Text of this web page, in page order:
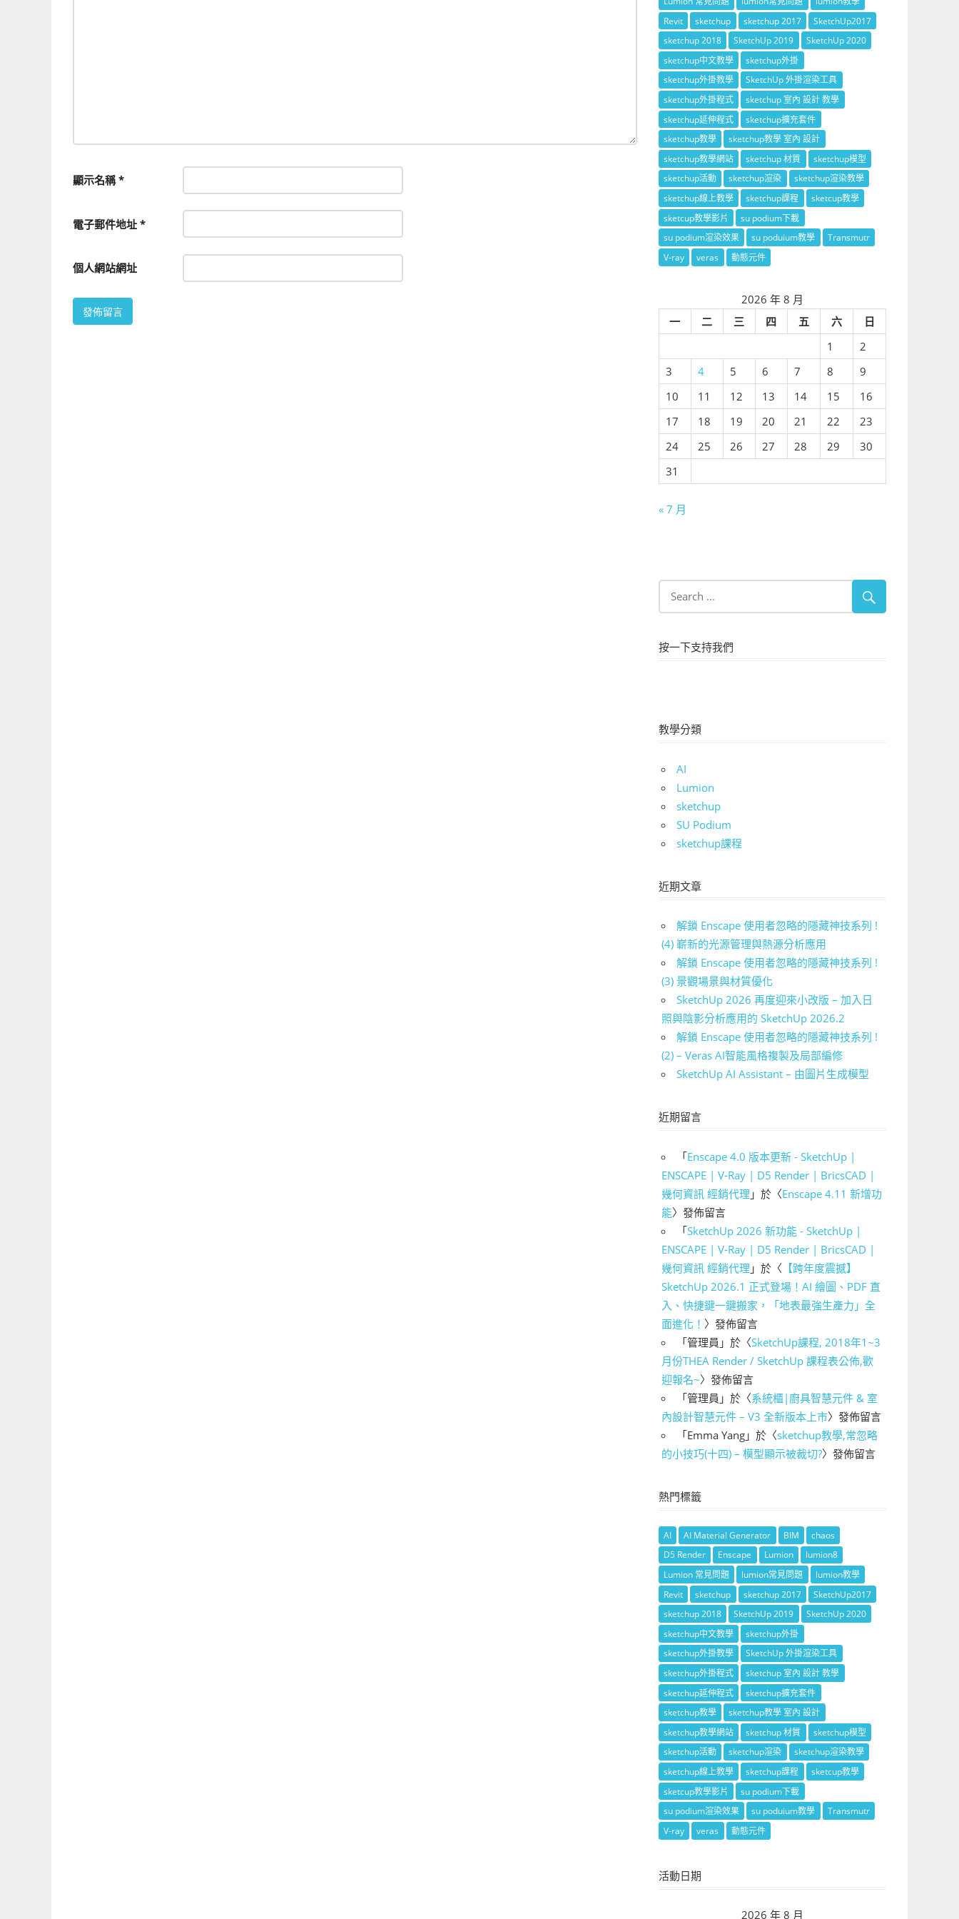
顯示名稱*
電子郵件地址 *
個人網站網址
Revit
sketchup sketchup 2017
SketchUp2017
sketchup 2018
SketchUp 2019
SketchUp 2020
sketchup中文教學
sketchup外掛
sketchup外掛教學
SketchUp 外掛渲染工具
sketchup外掛程式
sketchup 室內 設計 教學
sketchup延伸程式
sketchup擴充套件
sketchup教學
sketchup教學 室內 設計
sketchup教學網站
sketchup 材質
sketchup模型
sketchup活動
sketchup渲染
sketchup渲染教學
sketchup線上教學
sketchup課程
sketcup教學
sketcup教學影片
su podium下載
su podium渲染效果
su poduium教學
Transmutr
V-ray
veras 動態元件
2026 年 8 月
一
二 三 四 五 六
日
1
2
3
4 5 6 7 8
9
10
11 12 13 14 15
16
17
18 19 20 21 22
23
24
25 26 27 28 29
30
31
« 7 月
按一下支持我們
教學分類
AI
Lumion
sketchup
SU Podium
sketchup課程
近期文章
解鎖 Enscape 使用者忽略的隱藏神技系列 !
(4) 嶄新的光源管理與熱源分析應用
解鎖 Enscape 使用者忽略的隱藏神技系列 !
(3) 景觀場景與材質優化
SketchUp 2026 再度迎來小改版 – 加入日
照與陰影分析應用的 SketchUp 2026.2
解鎖 Enscape 使用者忽略的隱藏神技系列 !
(2) – Veras AI智能風格複製及局部編修
SketchUp AI Assistant – 由圖片生成模型
近期留言
「Enscape 4.0 版本更新 - SketchUp |
ENSCAPE | V-Ray | D5 Render | BricsCAD |
幾何資訊 經銷代理 」於〈Enscape 4.11 新增功
能〉發佈留言
「SketchUp 2026 新功能 - SketchUp |
ENSCAPE | V-Ray | D5 Render | BricsCAD |
幾何資訊 經銷代理 」於〈 【跨年度震撼】
SketchUp 2026.1 正式登場！AI 繪圖、PDF 直
入、快捷鍵一鍵搬家，「地表最強生產力」全
面進化！ 〉發佈留言
「管理員 」於〈SketchUp課程, 2018年1~3
月份THEA Render / SketchUp 課程表公佈,歡
迎報名~〉發佈留言
「管理員 」於〈系統櫃|廚具智慧元件 & 室
內設計智慧元件 – V3 全新版本上市〉發佈留言
「Emma Yang 」於〈sketchup教學,常忽略
的小技巧(十四) – 模型顯示被裁切?〉發佈留言
熱門標籤
AI AI Material Generator BIM
chaos
D5 Render
Enscape Lumion
lumion8
Lumion 常見問題
lumion常見問題
lumion教學
Revit
sketchup sketchup 2017
SketchUp2017
sketchup 2018
SketchUp 2019
SketchUp 2020
sketchup中文教學
sketchup外掛
sketchup外掛教學
SketchUp 外掛渲染工具
sketchup外掛程式
sketchup 室內 設計 教學
sketchup延伸程式
sketchup擴充套件
sketchup教學
sketchup教學 室內 設計
sketchup教學網站
sketchup 材質
sketchup模型
sketchup活動
sketchup渲染
sketchup渲染教學
sketchup線上教學
sketchup課程
sketcup教學
sketcup教學影片
su podium下載
su podium渲染效果
su poduium教學
Transmutr
V-ray
veras 動態元件
活動日期
2026 年 8 月